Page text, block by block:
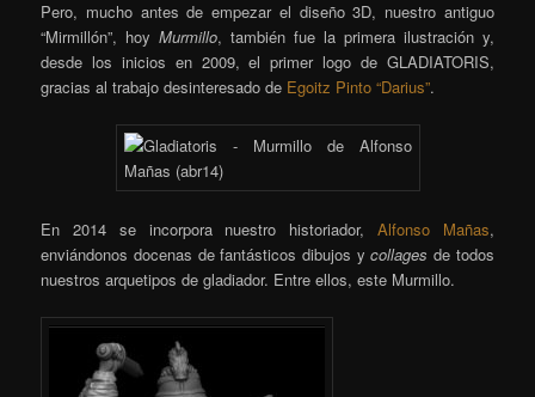
Pero, mucho antes de empezar el diseño 3D, nuestro antiguo
“Mirmillón”, hoyMurmillo, también fue la primera ilustración y,
desde los inicios en 2009, el primer logo de GLADIATORIS,
gracias al trabajo desinteresado de Egoitz Pinto “Darius”.
En 2014 se incorpora nuestro historiador,Alfonso Mañas,
enviándonos docenas de fantásticos dibujos ycollagesde todos
nuestros arquetipos de gladiador. Entre ellos, este Murmillo.